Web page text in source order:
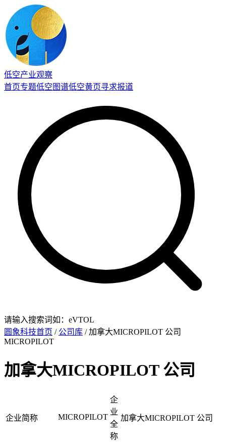
低空产业观察
首页专题低空图谱低空黄页寻求报道
请输入搜索词如：eVTOL
圆象科技首页 / 公司库 / 加拿大MICROPILOT 公司
MICROPILOT
加拿大MICROPILOT 公司
企业简称 MICROPILOT
企
业
全
称
加拿大MICROPILOT 公司